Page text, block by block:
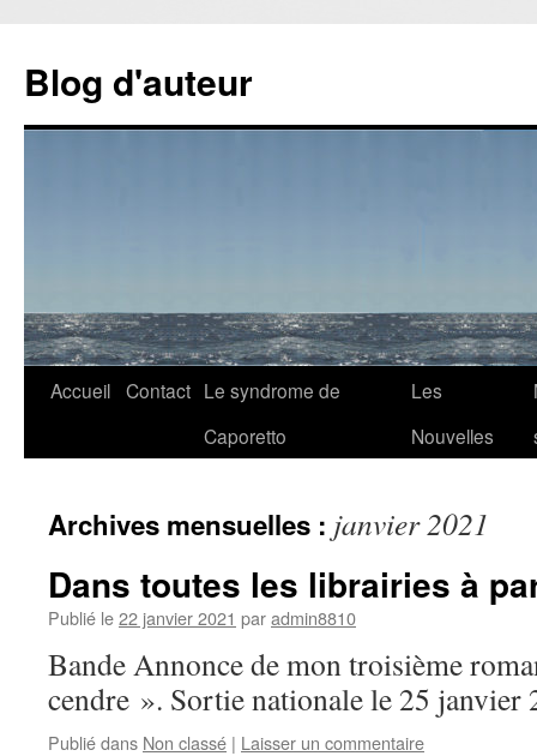
contenu
Blog d'auteur
Accueil Contact Le syndrome de
Caporetto
Les
Nouvelles
Archives mensuelles : janvier 2021
Dans toutes les librairies à
Publié le22 janvier 2021 paradmin8810
Bande Annonce de mon troisième
cendre ». Sortie nationale le 25 janvier
Publié dans Non classé | Laisser un commentaire